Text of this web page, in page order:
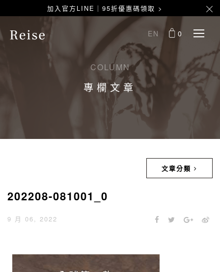
加入官方LINE｜95折優惠碼領取 >
EN 0
COLUMN
專欄文章
文章分類
202208-081001_0
9 月 06, 2022